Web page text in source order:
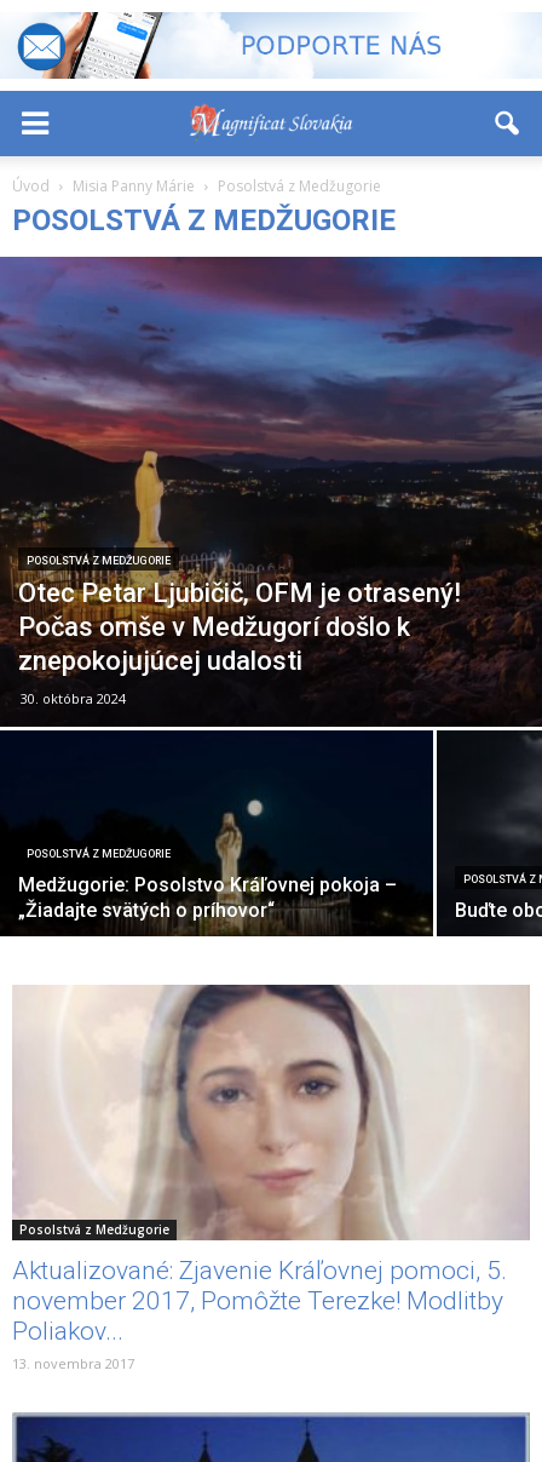
Úvod Misia Panny Márie Posolstvá z Medžugorie
POSOLSTVÁ Z MEDŽUGORIE
POSOLSTVÁ Z MEDŽUGORIE
Otec Petar Ljubičič, OFM je otrasený!
Počas omše v Medžugorí došlo k
znepokojujúcej udalosti
30. októbra 2024
POSOLSTVÁ Z MEDŽUGORIE
Medžugorie: Posolstvo Kráľovnej pokoja –
„Žiadajte svätých o príhovor“
POSOLSTVÁ Z
Buďte
Posolstvá z Medžugorie
Aktualizované: Zjavenie Kráľovnej pomoci, 5.
november 2017, Pomôžte Terezke! Modlitby
Poliakov...
13. novembra 2017
+